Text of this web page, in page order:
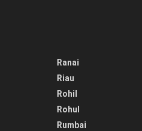
Ranai
Riau
Rohil
Rohul
Rumbai